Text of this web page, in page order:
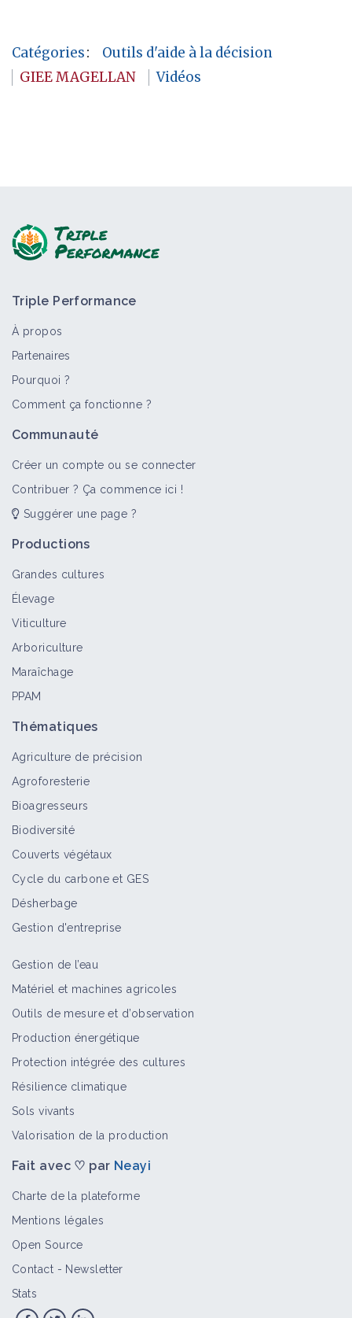
Catégories:
Outils d'aide à la décision
GIEE MAGELLAN
Vidéos
Triple Performance
À propos
Partenaires
Pourquoi ?
Comment ça fonctionne ?
Communauté
Créer un compte ou se connecter
Contribuer ? Ça commence ici !
Suggérer une page ?
Productions
Grandes cultures
Élevage
Viticulture
Arboriculture
Maraîchage
PPAM
Thématiques
Agriculture de précision
Agroforesterie
Bioagresseurs
Biodiversité
Couverts végétaux
Cycle du carbone et GES
Désherbage
Gestion d'entreprise
Gestion de l’eau
Matériel et machines agricoles
Outils de mesure et d’observation
Production énergétique
Protection intégrée des cultures
Résilience climatique
Sols vivants
Valorisation de la production
Fait avec ♡ par Neayi
Charte de la plateforme
Mentions légales
Open Source
Contact - Newsletter
Stats